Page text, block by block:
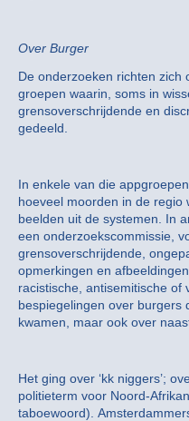
Over Burger
De onderzoeken richten zich
groepen waarin, soms in
grensoverschrijdende en
gedeeld.
In enkele van die
hoeveel moorden in de
beelden uit de systemen. In
een onderzoekscommissie,
grensoverschrijdende,
opmerkingen en
racistische, antisemitische of
bespiegelingen over burgers
kwamen, maar ook over
Het ging over ‘kk niggers’;
politieterm voor Noord-
taboewoord).